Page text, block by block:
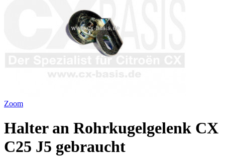
Zoom
Halter an Rohrkugelgelenk CX
C25 J5 gebraucht